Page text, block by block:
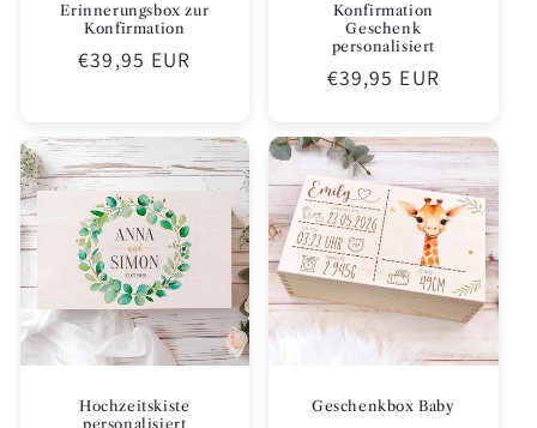
Erinnerungsbox zur
Konfirmation
Normaler
€39,95 EUR
Konfirmation
Geschenk
personalisiert
Normaler
€39,95 EUR
Hochzeitskiste
personalisiert
Geschenkbox Baby